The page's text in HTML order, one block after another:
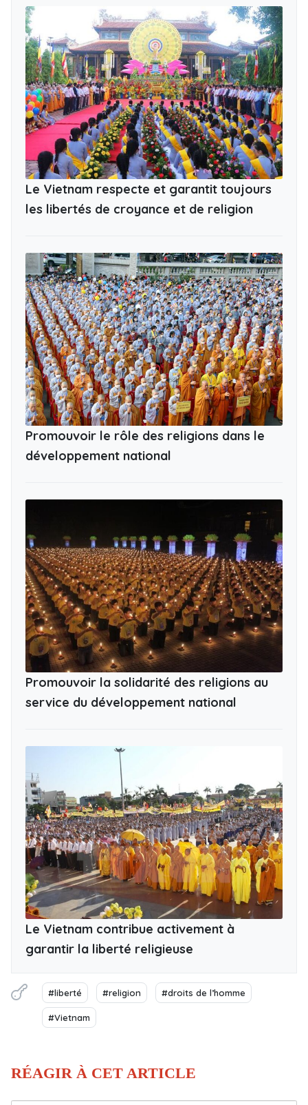
Le Vietnam respecte et garantit toujours
les libertés de croyance et de religion
Promouvoir le rôle des religions dans le
développement national
Promouvoir la solidarité des religions au
service du développement national
Le Vietnam contribue activement à
garantir la liberté religieuse
#liberté #religion #droits de l’homme
#Vietnam